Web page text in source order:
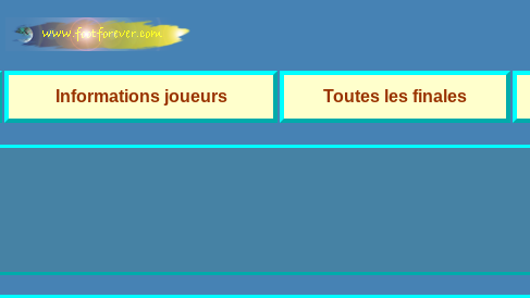
Informations joueurs Toutes les finales